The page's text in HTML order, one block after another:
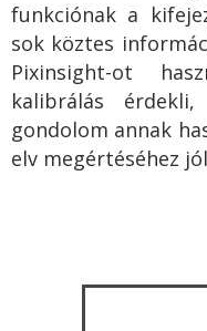
funkciónak a
sok köztes
Pixinsight-ot
kalibrálás
gondolom annak
elv megértéséhez